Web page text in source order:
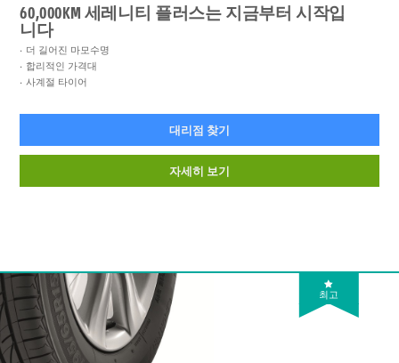
60,000KM 세레니티 플러스는 지금부터 시작입
니다
더 길어진 마모수명
합리적인 가격대
사계절 타이어
대리점 찾기
자세히 보기
최고